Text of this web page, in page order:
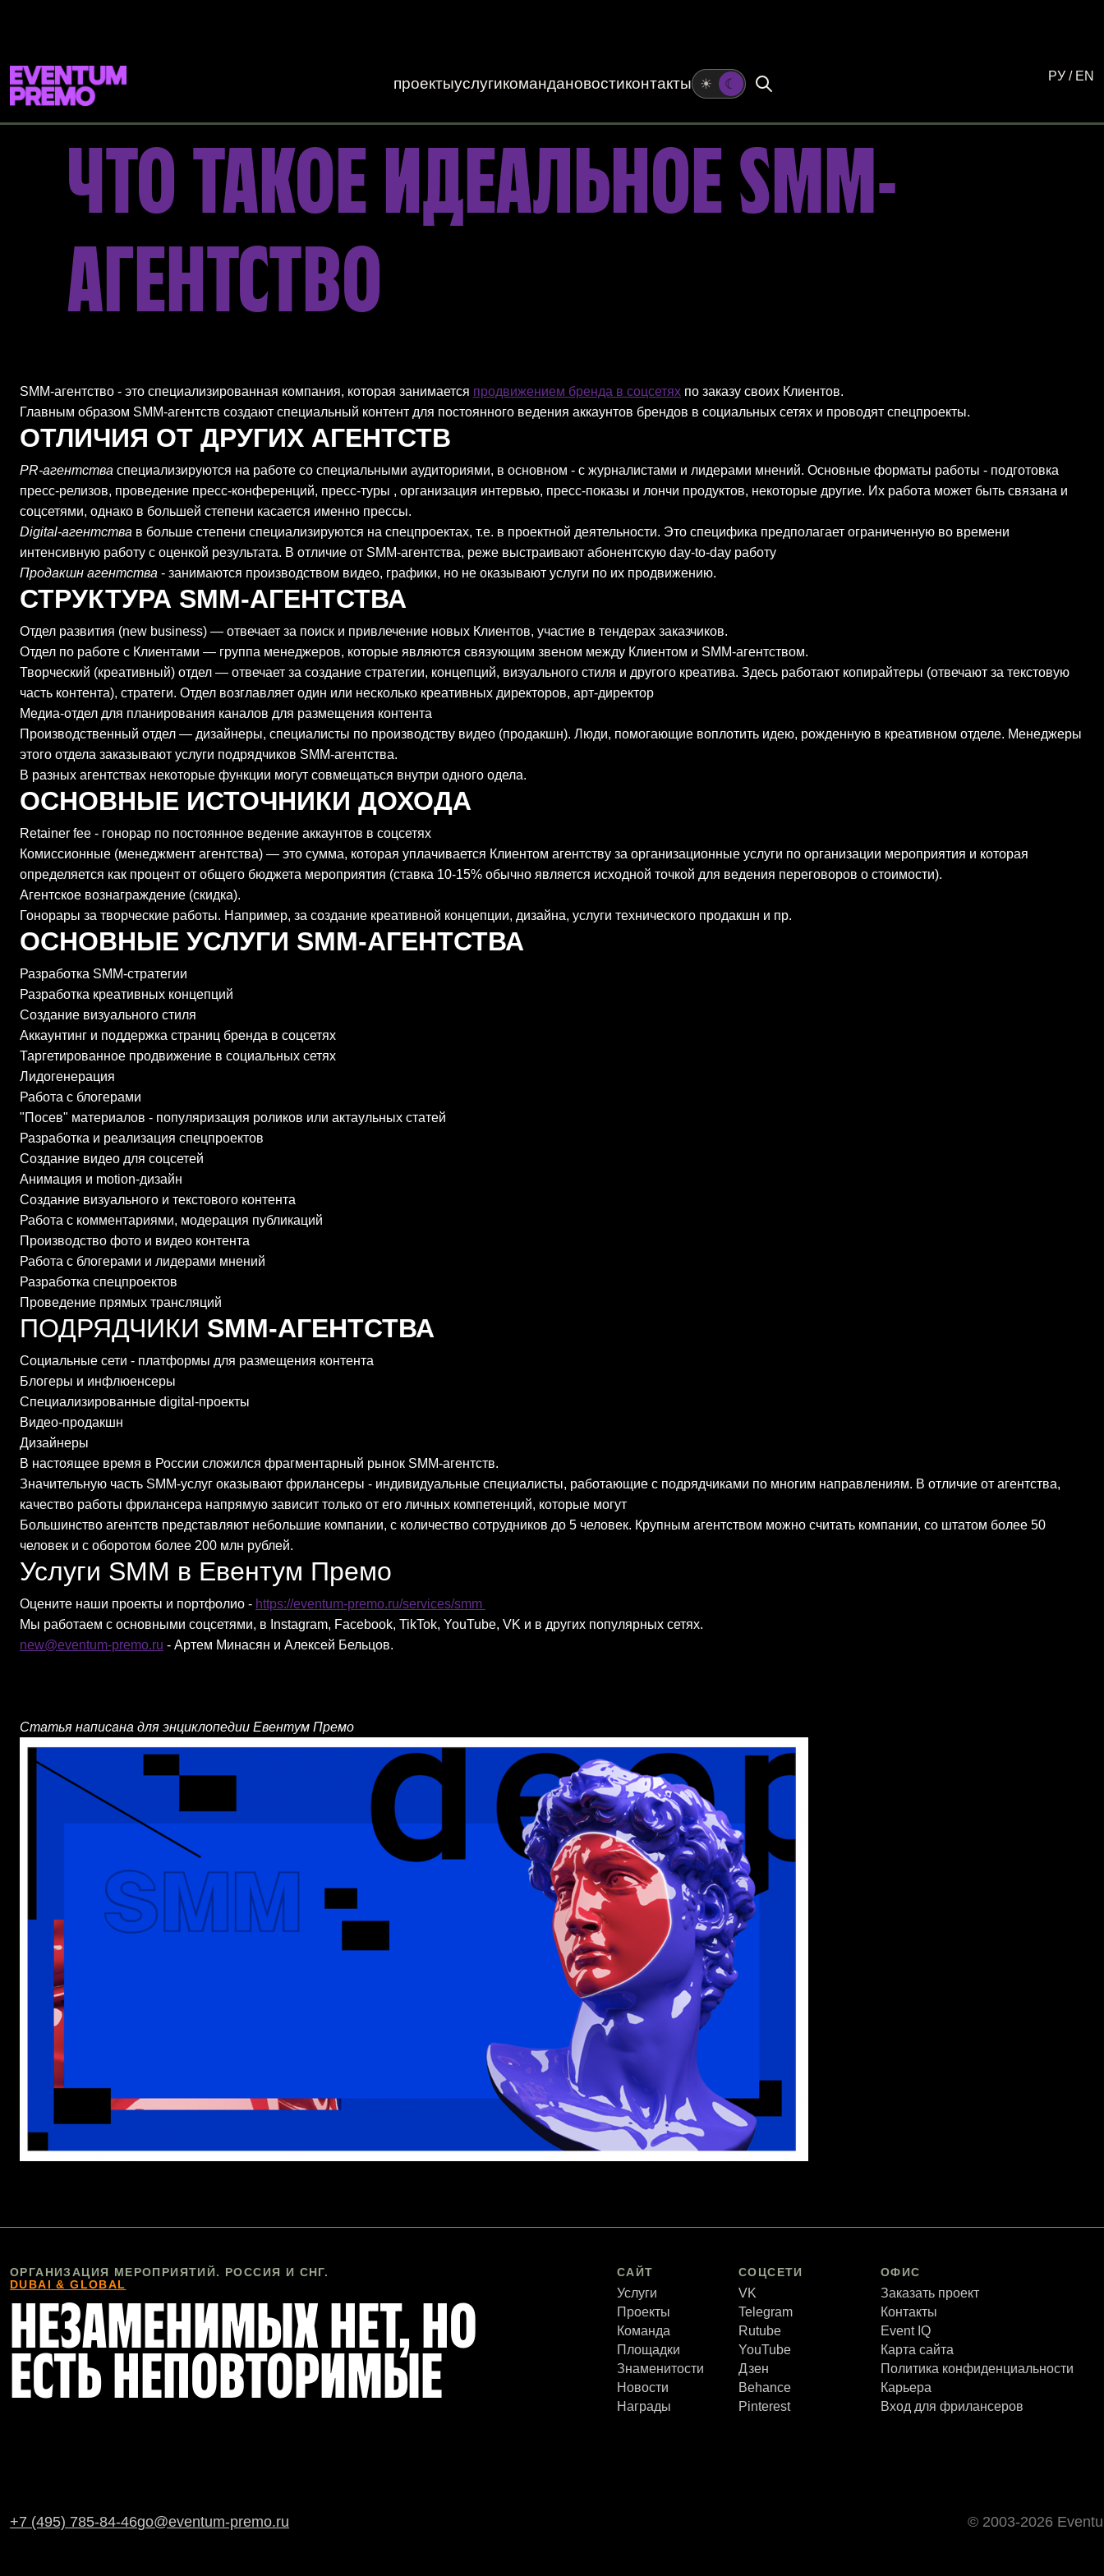
проектыуслугикомандановостиконтакты ☀ ☾ РУ / EN
ЧТО ТАКОЕ ИДЕАЛЬНОЕ SMM-
АГЕНТСТВО
SMM-агентство - это специализированная компания, которая занимается продвижением бренда в соцсетях по заказу своих Клиентов.
Главным образом SMM-агентств создают специальный контент для постоянного ведения аккаунтов брендов в социальных сетях и проводят спецпроекты.
ОТЛИЧИЯ ОТ ДРУГИХ АГЕНТСТВ
PR-агентства специализируются на работе со специальными аудиториями, в основном - с журналистами и лидерами мнений. Основные форматы работы - подготовка
пресс-релизов, проведение пресс-конференций, пресс-туры , организация интервью, пресс-показы и лончи продуктов, некоторые другие. Их работа может быть связана и
соцсетями, однако в большей степени касается именно прессы.
Digital-агентства в больше степени специализируются на спецпроектах, т.е. в проектной деятельности. Это специфика предполагает ограниченную во времени
интенсивную работу с оценкой результата. В отличие от SMM-агентства, реже выстраивают абонентскую day-to-day работу
Продакшн агентства - занимаются производством видео, графики, но не оказывают услуги по их продвижению.
СТРУКТУРА SMM-АГЕНТСТВА
Отдел развития (new business) — отвечает за поиск и привлечение новых Клиентов, участие в тендерах заказчиков.
Отдел по работе с Клиентами — группа менеджеров, которые являются связующим звеном между Клиентом и SMM-агентством.
Творческий (креативный) отдел — отвечает за создание стратегии, концепций, визуального стиля и другого креатива. Здесь работают копирайтеры (отвечают за текстовую
часть контента), стратеги. Отдел возглавляет один или несколько креативных директоров, арт-директор
Медиа-отдел для планирования каналов для размещения контента
Производственный отдел — дизайнеры, специалисты по производству видео (продакшн). Люди, помогающие воплотить идею, рожденную в креативном отделе. Менеджеры
этого отдела заказывают услуги подрядчиков SMM-агентства.
В разных агентствах некоторые функции могут совмещаться внутри одного одела.
ОСНОВНЫЕ ИСТОЧНИКИ ДОХОДА
Retainer fee - гонорар по постоянное ведение аккаунтов в соцсетях
Комиссионные (менеджмент агентства) — это сумма, которая уплачивается Клиентом агентству за организационные услуги по организации мероприятия и которая
определяется как процент от общего бюджета мероприятия (ставка 10-15% обычно является исходной точкой для ведения переговоров о стоимости).
Агентское вознаграждение (скидка).
Гонорары за творческие работы. Например, за создание креативной концепции, дизайна, услуги технического продакшн и пр.
ОСНОВНЫЕ УСЛУГИ SMM-АГЕНТСТВА
Разработка SMM-стратегии
Разработка креативных концепций
Создание визуального стиля
Аккаунтинг и поддержка страниц бренда в соцсетях
Таргетированное продвижение в социальных сетях
Лидогенерация
Работа с блогерами
"Посев" материалов - популяризация роликов или актаульных статей
Разработка и реализация спецпроектов
Создание видео для соцсетей
Анимация и motion-дизайн
Создание визуального и текстового контента
Работа с комментариями, модерация публикаций
Производство фото и видео контента
Работа с блогерами и лидерами мнений
Разработка спецпроектов
Проведение прямых трансляций
ПОДРЯДЧИКИ SMM-АГЕНТСТВА
Социальные сети - платформы для размещения контента
Блогеры и инфлюенсеры
Специализированные digital-проекты
Видео-продакшн
Дизайнеры
В настоящее время в России сложился фрагментарный рынок SMM-агентств.
Значительную часть SMM-услуг оказывают фрилансеры - индивидуальные специалисты, работающие с подрядчиками по многим направлениям. В отличие от агентства,
качество работы фрилансера напрямую зависит только от его личных компетенций, которые могут
Большинство агентств представляют небольшие компании, с количество сотрудников до 5 человек. Крупным агентством можно считать компании, со штатом более 50
человек и с оборотом более 200 млн рублей.
Услуги SMM в Евентум Премо
Оцените наши проекты и портфолио - https://eventum-premo.ru/services/smm
Мы работаем с основными соцсетями, в Instagram, Facebook, TikTok, YouTube, VK и в других популярных сетях.
new@eventum-premo.ru - Артем Минасян и Алексей Бельцов.
Статья написана для энциклопедии Евентум Премо
ОРГАНИЗАЦИЯ МЕРОПРИЯТИЙ. РОССИЯ И СНГ.
DUBAI & GLOBAL
НЕЗАМЕНИМЫХ НЕТ, НО
ЕСТЬ НЕПОВТОРИМЫЕ
САЙТ
Услуги
Проекты
Команда
Площадки
Знаменитости
Новости
Награды
СОЦСЕТИ
VK
Telegram
Rutube
YouTube
Дзен
Behance
Pinterest
ОФИС
Заказать проект
Контакты
Event IQ
Карта сайта
Политика конфиденциальности
Карьера
Вход для фрилансеров
+7 (495) 785-84-46go@eventum-premo.ru © 2003-2026